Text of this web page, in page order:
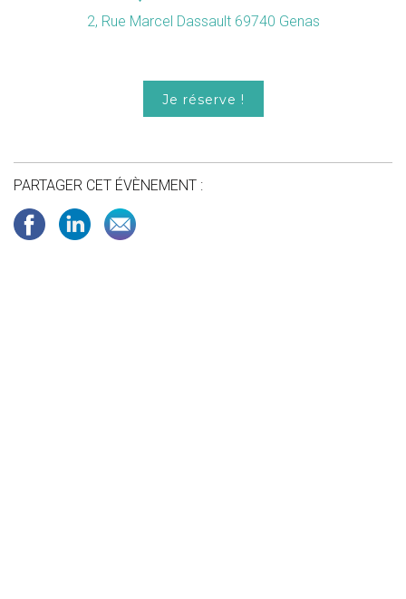
2, Rue Marcel Dassault 69740 Genas
Je réserve !
PARTAGER CET ÉVÈNEMENT :